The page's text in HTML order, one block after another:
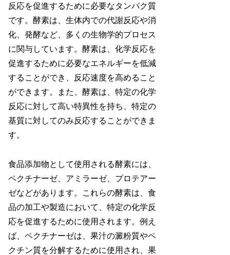
反応を促進するために必要なタンパク質
です。酵素は、生体内での代謝反応や消
化、発酵など、多くの生物学的プロセス
に関与しています。酵素は、化学反応を
促進するために必要なエネルギーを低減
することができ、反応速度を高めること
ができます。また、酵素は、特定の化学
反応に対して高い特異性を持ち、特定の
基質に対してのみ反応することができま
す。
食品添加物として使用される酵素には、
ペクチナーゼ、アミラーゼ、プロテアー
ゼなどがあります。これらの酵素は、食
品の加工や製造において、特定の化学反
応を促進するために使用されます。例え
ば、ペクチナーゼは、果汁の澱粉質やペ
クチン質を分解するために使用され、果